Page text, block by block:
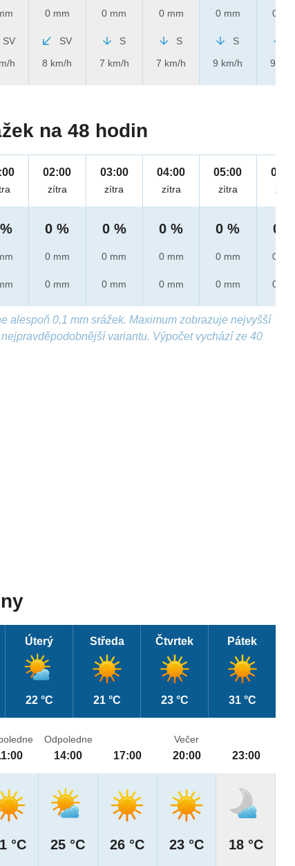
SV
h
0 mm
SV
8 km/h
0 mm
S
7 km/h
0 mm
S
7 km/h
0 mm
S
9 km/h
0 mm
9 km/h
na 48 hodin
02:00
zítra
0 %
0 mm
0 mm
03:00
zítra
0 %
0 mm
0 mm
04:00
zítra
0 %
0 mm
0 mm
05:00
zítra
0 %
0 mm
0 mm
06:00
zítra
0 %
0 mm
0 mm
alespoň 0,1 mm srážek. Maximum zobrazuje nejvyšší
variantu. Výpočet vychází ze 40
Úterý
22 °C
Středa
21 °C
Čtvrtek
23 °C
Pátek
31 °C
°C
Odpoledne
14:00
25 °C
17:00
26 °C
Večer
20:00
23 °C
23:00
18 °C